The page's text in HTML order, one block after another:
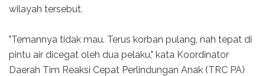
wilayah tersebut.
"Temannya tidak mau. Terus korban pulang, nah tepat di
pintu air dicegat oleh dua pelaku," kata Koordinator
Daerah Tim Reaksi Cepat Perlindungan Anak (TRC PA)